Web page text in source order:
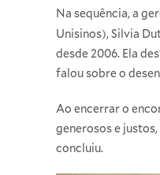
Na sequência, a
Unisinos), Silvia
desde 2006. Ela
falou sobre o
Ao encerrar o
generosos e
concluiu.